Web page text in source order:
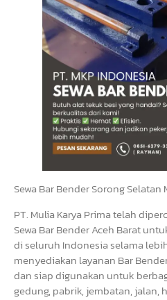
Sewa Bar Bender Sorong Selatan
PT. Mulia Karya Prima telah
Sewa Bar Bender Aceh Barat
di seluruh Indonesia selama
menyediakan layanan Bar
dan siap digunakan untuk
gedung, pabrik, jembatan, jalan,